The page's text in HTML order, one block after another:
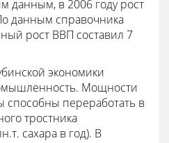
данным, в 2006 году рост
данным справочника
рост ВВП составил 7
экономики
Мощности
способны переработать в
тростника
сахара в год). В